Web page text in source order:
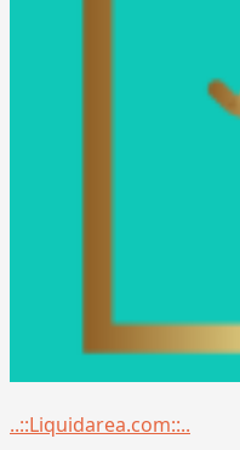
Menu
..::Liquidarea.com::..